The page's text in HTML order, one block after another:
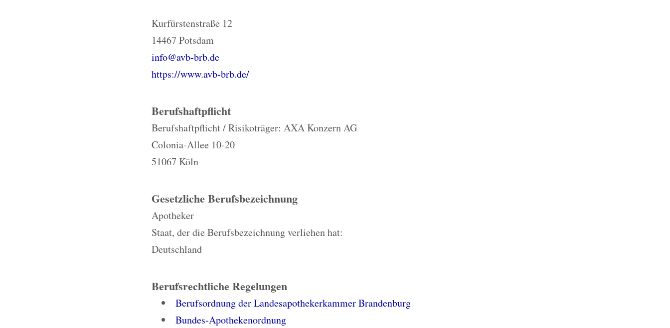
Kurfürstenstraße 12
14467 Potsdam
info@avb-brb.de
https://www.avb-brb.de/
Berufshaftpflicht
Berufshaftpflicht / Risikoträger: AXA Konzern AG
Colonia-Allee 10-20
51067 Köln
Gesetzliche Berufsbezeichnung
Apotheker
Staat, der die Berufsbezeichnung verliehen hat:
Deutschland
Berufsrechtliche Regelungen
Berufsordnung der Landesapothekerkammer Brandenburg
Bundes-Apothekenordnung